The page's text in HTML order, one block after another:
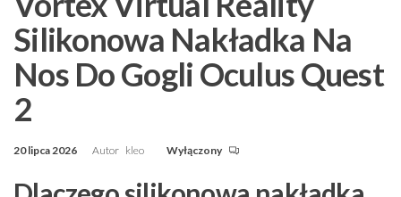
Silikonowa Nakładka Na
Nos Do Gogli Oculus Quest
2
20 lipca 2026 Autor kleo Wyłączony